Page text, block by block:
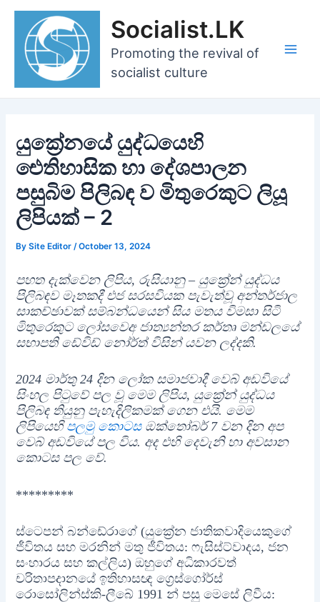
Skip
content
Socialist.LK
Promoting the revival of
socialist culture
යුක්‍රේනයේ යුද්ධයෙහි
ඓතිහාසික හා දේශපාලන
පසුබිම පිලිබඳ ව මිතුරෙකුට ලියූ
ලිපියක් – 2
BySite Editor/October 13, 2024
පහත දැක්වෙන ලිපිය, රුසියානු – යුක්‍රේන් යුද්ධය
පිලිබඳව මෑතකදී එජ සරසවියක පැවැත්වූ අන්තර්ජාල
සාකච්ඡාවක් සම්බන්ධයෙන් සිය මතය විමසා සිටි
මිතුරෙකුට ලෝසවෙඅ ජාත්‍යන්තර කර්තෘ මන්ඩලයේ
සභාපති ඩේවිඩ් නෝර්ත් විසින් යවන ලද්දකි.
2024 මාර්තු 24 දින ලෝක සමාජවාදී වෙබ් අඩවියේ
සිංහල පිටුවේ පල වූ මෙම ලිපිය, යුක්‍රේන් යුද්ධය
පිලිබඳ තියුනු පැහැදිලිකමක් ගෙන එයි. මෙම
ලිපියෙහිපලමු කොටසඔක්තෝබර් 7 වන දින අප
වෙබ් අඩවියේ පල විය. අද එහි දෙවැනි හා අවසාන
කොටස පල වේ.
*********
ස්ටෙපන් බන්ඩේරාගේ (යුක්‍රේන ජාතිකවාදියෙකුගේ
ජීවිතය සහ මරනින් මතු ජීවිතය: ෆැසිස්ට්වාදය, ජන
සංහාරය සහ කල්ලිය) ඔහුගේ අධිකාරවත්
චරිතාපදානයේ ඉතිහාසඥ ග්‍රෙස්ගෝර්ස්
රොසෝලින්ස්කි-ලීබේ 1991 න් පසු මෙසේ ලිවීය: